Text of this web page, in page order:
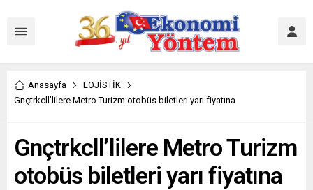
Anasayfa
LOJİSTİK
Gnçtrkcll’lilere Metro Turizm otobüs biletleri yarı fiyatına
Gnçtrkcll’lilere Metro Turizm
otobüs biletleri yarı fiyatına